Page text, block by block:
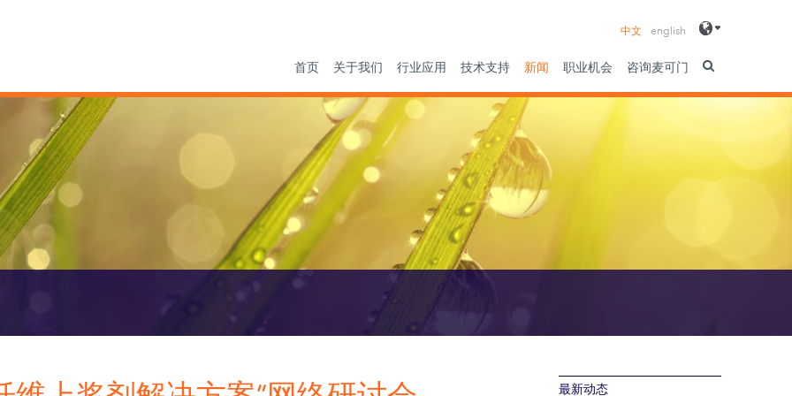
中文 english
首页 关于我们 行业应用 技术支持 新闻 职业机会 咨询麦可门
最新动态